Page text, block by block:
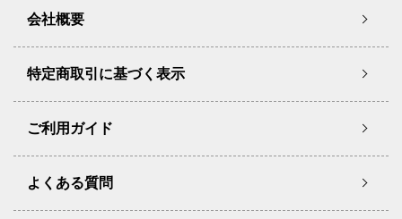
会社概要
特定商取引に基づく表示
ご利用ガイド
よくある質問